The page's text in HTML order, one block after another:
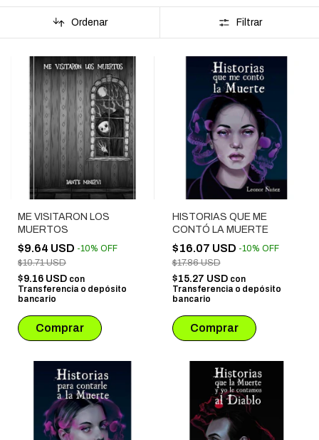
Ordenar Filtrar
ME VISITARON LOS
MUERTOS
$9.64 USD -10% OFF
$10.71 USD
$9.16 USD con
Transferencia o depósito
bancario
HISTORIAS QUE ME
CONTÓ LA MUERTE
$16.07 USD -10% OFF
$17.86 USD
$15.27 USD con
Transferencia o depósito
bancario